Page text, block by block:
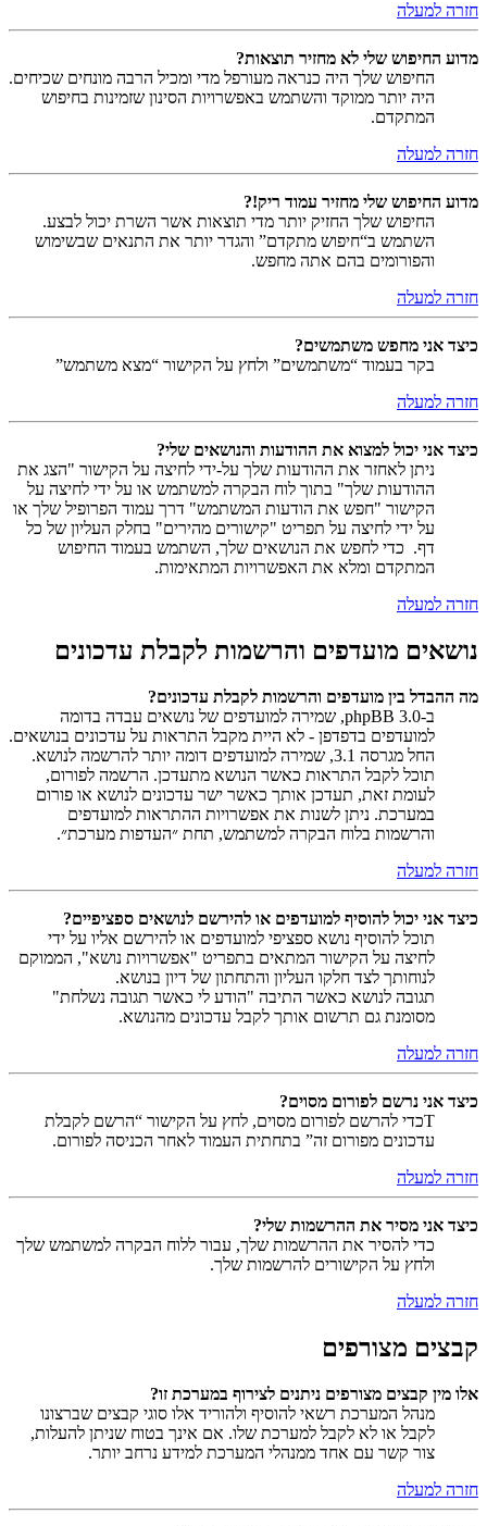
חזרה למעלה
מדוע החיפוש שלי לא מחזיר תוצאות?
החיפוש שלך היה כנראה מעורפל מדי ומכיל הרבה מונחים שכיחים.
היה יותר ממוקד והשתמש באפשרויות הסינון שזמינות בחיפוש
המתקדם.
חזרה למעלה
מדוע החיפוש שלי מחזיר עמוד ריק!?
החיפוש שלך החזיק יותר מדי תוצאות אשר השרת יכול לבצע.
השתמש ב“חיפוש מתקדם” והגדר יותר את התנאים שבשימוש
והפורומים בהם אתה מחפש.
חזרה למעלה
כיצד אני מחפש משתמשים?
בקר בעמוד “משתמשים” ולחץ על הקישור “מצא משתמש”
חזרה למעלה
כיצד אני יכול למצוא את ההודעות והנושאים שלי?
ניתן לאחזר את ההודעות שלך על-ידי לחיצה על הקישור "הצג את
ההודעות שלך" בתוך לוח הבקרה למשתמש או על ידי לחיצה על
הקישור "חפש את הודעות המשתמש" דרך עמוד הפרופיל שלך או
על ידי לחיצה על תפריט "קישורים מהירים" בחלק העליון של כל
דף. כדי לחפש את הנושאים שלך, השתמש בעמוד החיפוש
המתקדם ומלא את האפשרויות המתאימות.
חזרה למעלה
נושאים מועדפים והרשמות לקבלת עדכונים
מה ההבדל בין מועדפים והרשמות לקבלת עדכונים?
ב-phpBB 3.0, שמירה למועדפים של נושאים עבדה בדומה
למועדפים בדפדפן - לא היית מקבל התראות על עדכונים בנושאים.
החל מגרסה 3.1, שמירה למועדפים דומה יותר להרשמה לנושא.
תוכל לקבל התראות כאשר הנושא מתעדכן. הרשמה לפורום,
לעומת זאת, תעדכן אותך כאשר ישר עדכונים לנושא או פורום
במערכת. ניתן לשנות את אפשרויות ההתראות למועדפים
והרשמות בלוח הבקרה למשתמש, תחת ״העדפות מערכת״.
חזרה למעלה
כיצד אני יכול להוסיף למועדפים או להירשם לנושאים ספציפיים?
תוכל להוסיף נושא ספציפי למועדפים או להירשם אליו על ידי
לחיצה על הקישור המתאים בתפריט "אפשרויות נושא", הממוקם
לנוחותך לצד חלקו העליון והתחתון של דיון בנושא.
תגובה לנושא כאשר התיבה "הודע לי כאשר תגובה נשלחת"
מסומנת גם תרשום אותך לקבל עדכונים מהנושא.
חזרה למעלה
כיצד אני נרשם לפורום מסוים?
Tכדי להרשם לפורום מסוים, לחץ על הקישור “הרשם לקבלת
עדכונים מפורום זה” בתחתית העמוד לאחר הכניסה לפורום.
חזרה למעלה
כיצד אני מסיר את ההרשמות שלי?
כדי להסיר את ההרשמות שלך, עבור ללוח הבקרה למשתמש שלך
ולחץ על הקישורים להרשמות שלך.
חזרה למעלה
קבצים מצורפים
אלו מין קבצים מצורפים ניתנים לצירוף במערכת זו?
מנהל המערכת רשאי להוסיף ולהוריד אלו סוגי קבצים שברצונו
לקבל או לא לקבל למערכת שלו. אם אינך בטוח שניתן להעלות,
צור קשר עם אחד ממנהלי המערכת למידע נרחב יותר.
חזרה למעלה